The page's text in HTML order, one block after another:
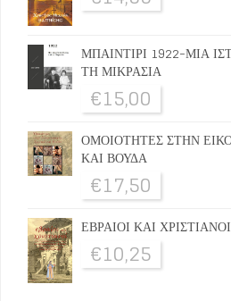
ΜΠΑΙΝΤΙΡΙ 1922-ΜΙΑ
ΤΗ ΜΙΚΡΑΣΙΑ
€15,00
ΟΜΟΙΟΤΗΤΕΣ ΣΤΗΝ
ΚΑΙ ΒΟΥΔΑ
€17,50
ΕΒΡΑΙΟΙ ΚΑΙ ΧΡΙΣΤΙΑΝΟΙ
€10,25